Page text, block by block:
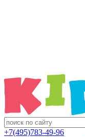
+7(495)783-49-96